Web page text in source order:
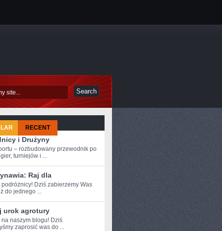
RECENT
i Drużyny
– rozbudowany przewodnik po
turniejów i ...
Raj dla
podróżnicy!​ Dziś zabierzemy Was
do ‍jednego ...
urok agrotury
na naszym blogu! Dziś
zaprosić was do ...